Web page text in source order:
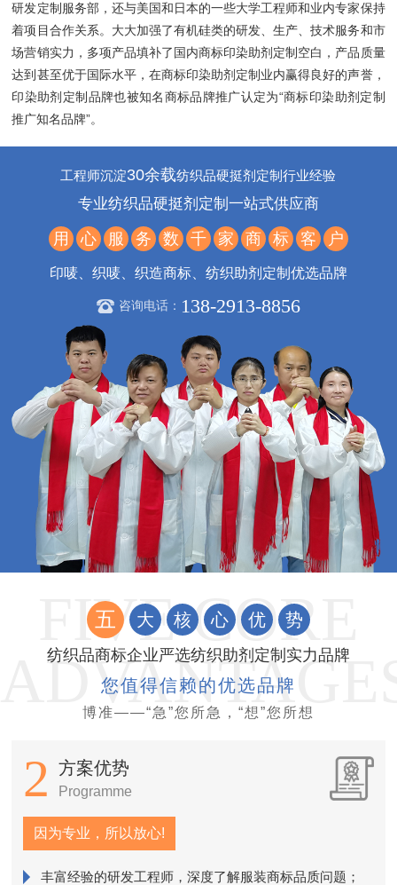
研发定制服务部，还与美国和日本的一些大学工程师和业内专家保持
着项目合作关系。大大加强了有机硅类的研发、生产、技术服务和市
场营销实力，多项产品填补了国内商标印染助剂定制空白，产品质量
达到甚至优于国际水平，在商标印染助剂定制业内赢得良好的声誉，
印染助剂定制品牌也被知名商标品牌推广认定为“商标印染助剂定制
推广知名品牌”。
工程师沉淀30余载纺织品硬挺剂定制行业经验
专业纺织品硬挺剂定制一站式供应商
用 心 服 务 数 千 家 商 标 客 户
印唛、织唛、织造商标、纺织助剂定制优选品牌
咨询电话： 138-2913-8856
五 大 核 心 优 势
纺织品商标企业严选纺织助剂定制实力品牌
您值得信赖的优选品牌
博准——“急”您所急，“想”您所想
2 方案优势
Programme
因为专业，所以放心!
丰富经验的研发工程师，深度了解服装商标品质问题；